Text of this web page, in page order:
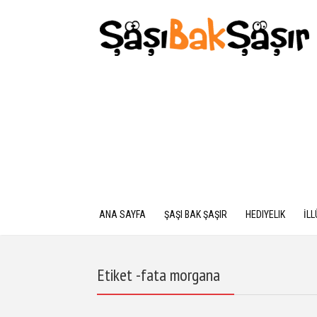
ANA SAYFA ŞAŞI BAK ŞAŞIR HEDIYELIK
Etiket -fata morgana